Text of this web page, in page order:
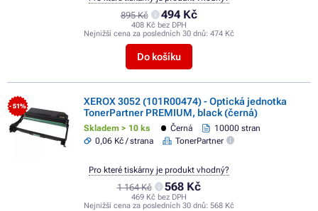
895 Kč 494 Kč
408 Kč bez DPH
Nejnižší cena za posledních 30 dnů: 474 Kč
Do košíku
- 51%
XEROX 3052 (101R00474) - Optická jednotka
TonerPartner PREMIUM, black (černá)
Skladem > 10 ks Černá
10000 stran
0,06 Kč / strana
TonerPartner
1 164 Kč 568 Kč
469 Kč bez DPH
Nejnižší cena za posledních 30 dnů: 568 Kč
Pro které tiskárny je produkt vhodný?